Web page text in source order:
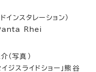
インスタレーション）
Panta Rhei
（写真）
ジスライドショー」熊谷